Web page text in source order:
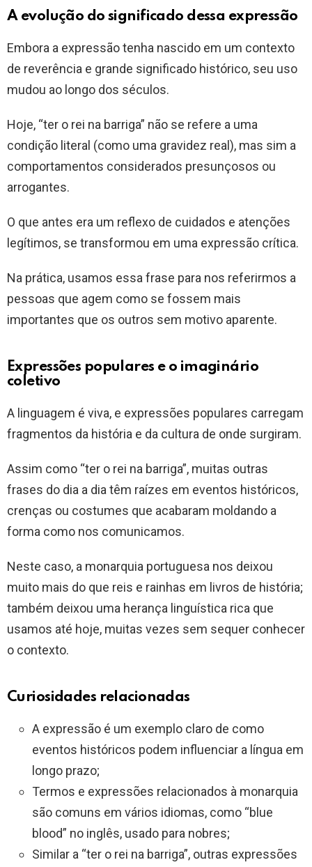
A evolução do significado dessa expressão
Embora a expressão tenha nascido em um contexto
de reverência e grande significado histórico, seu uso
mudou ao longo dos séculos.
Hoje, “ter o rei na barriga” não se refere a uma
condição literal (como uma gravidez real), mas sim a
comportamentos considerados presunçosos ou
arrogantes.
O que antes era um reflexo de cuidados e atenções
legítimos, se transformou em uma expressão crítica.
Na prática, usamos essa frase para nos referirmos a
pessoas que agem como se fossem mais
importantes que os outros sem motivo aparente.
Expressões populares e o imaginário
coletivo
A linguagem é viva, e expressões populares carregam
fragmentos da história e da cultura de onde surgiram.
Assim como “ter o rei na barriga”, muitas outras
frases do dia a dia têm raízes em eventos históricos,
crenças ou costumes que acabaram moldando a
forma como nos comunicamos.
Neste caso, a monarquia portuguesa nos deixou
muito mais do que reis e rainhas em livros de história;
também deixou uma herança linguística rica que
usamos até hoje, muitas vezes sem sequer conhecer
o contexto.
Curiosidades relacionadas
A expressão é um exemplo claro de como
eventos históricos podem influenciar a língua em
longo prazo;
Termos e expressões relacionados à monarquia
são comuns em vários idiomas, como “blue
blood” no inglês, usado para nobres;
Similar a “ter o rei na barriga”, outras expressões